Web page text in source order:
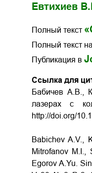
Евтихиев
Полный текст
Полный текст на
Публикация в
Ссылка для
Бабичев А.В.,
лазерах с
http://doi.org/
Babichev A.V.,
Mitrofanov M.I.,
Egorov A.Yu.